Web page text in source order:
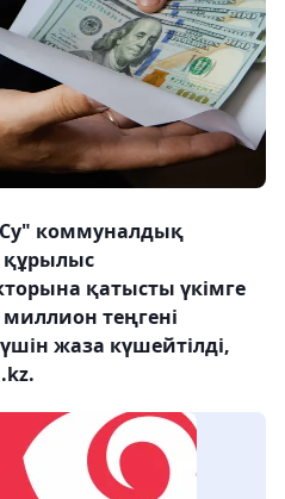
коммуналдық
құрылыс
қатысты үкімге
теңгені
жаза күшейтілді,